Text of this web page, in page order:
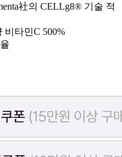
社의 CELLg8® 기술 적
타민C 500%